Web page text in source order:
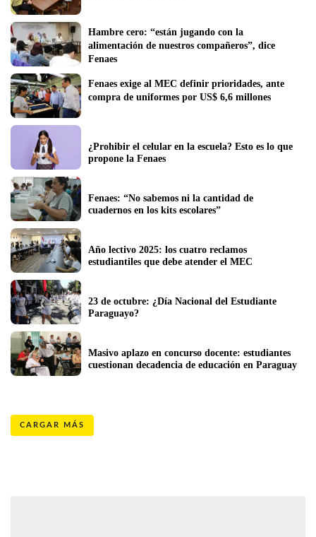
Hambre cero: “están jugando con la
alimentación de nuestros compañeros”, dice
Fenaes
Fenaes exige al MEC definir prioridades, ante
compra de uniformes por US$ 6,6 millones
¿Prohibir el celular en la escuela? Esto es lo que
propone la Fenaes
Fenaes: “No sabemos ni la cantidad de
cuadernos en los kits escolares”
Año lectivo 2025: los cuatro reclamos
estudiantiles que debe atender el MEC
23 de octubre: ¿Día Nacional del Estudiante
Paraguayo?
Masivo aplazo en concurso docente: estudiantes
cuestionan decadencia de educación en Paraguay
CARGAR MÁS